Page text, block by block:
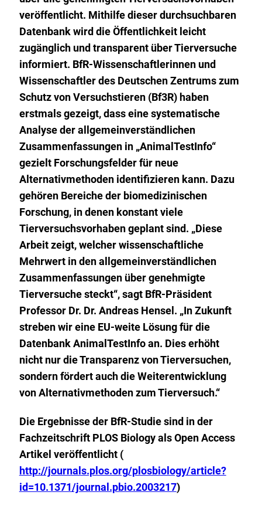
veröffentlicht. Mithilfe dieser durchsuchbaren
Datenbank wird die Öffentlichkeit leicht
zugänglich und transparent über Tierversuche
informiert. BfR-Wissen­schaftlerinnen und
Wissenschaftler des Deutschen Zentrums zum
Schutz von Versuchstieren (Bf3R) haben
erstmals gezeigt, dass eine systematische
Analyse der allgemeinverständlichen
Zusammenfassungen in „AnimalTestInfo“
gezielt Forschungsfelder für neue
Alternativmethoden identifizieren kann. Dazu
gehören Bereiche der biomedizinischen
Forschung, in denen konstant viele
Tierversuchsvorhaben geplant sind. „Diese
Arbeit zeigt, welcher wissenschaftliche
Mehrwert in den allgemeinverständlichen
Zusammenfassungen über genehmigte
Tierversuche steckt“, sagt BfR-Präsident
Professor Dr. Dr. Andreas Hensel. „In Zukunft
streben wir eine EU-weite Lösung für die
Datenbank AnimalTestInfo an. Dies erhöht
nicht nur die Transparenz von Tierversuchen,
sondern fördert auch die Weiterentwicklung
von Alternativmethoden zum Tierversuch.“
Die Ergebnisse der BfR-Studie sind in der
Fachzeitschrift PLOS Biology als Open Access
Artikel veröffentlicht (E
x
t
http://journals.plos.org/plosbiology/article?
id=10.1371/journal.pbio.2003217)